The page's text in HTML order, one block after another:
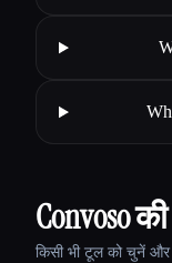
Convoso
किसी भी टूल को चुनें और